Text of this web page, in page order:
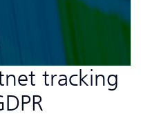
tracking